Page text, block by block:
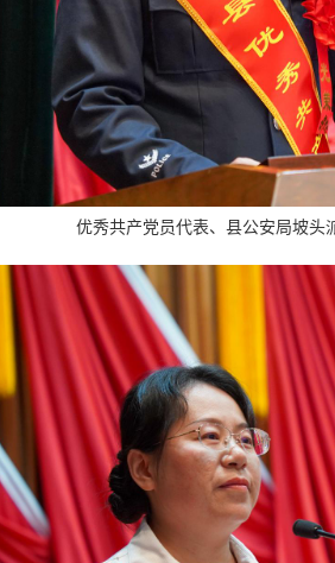
优秀共产党员代表、县公安局坡头